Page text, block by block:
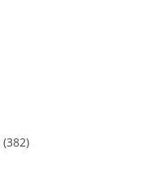
(382)